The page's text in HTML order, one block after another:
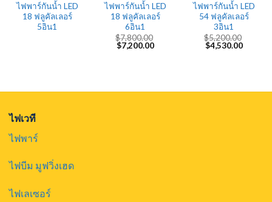
ไฟพาร์กันน้ำ LED
18 ฟลูคัลเลอร์
5อิน1
ไฟพาร์กันน้ำ LED
18 ฟลูคัลเลอร์
6อิน1
$7,800.00
Original
price
$7,200.00Current
ไฟพาร์กันน้ำ LED
54 ฟลูคัลเลอร์
3อิน1
$5,200.00
Original
price
$4,530.00Current
ไฟเวที
ไฟพาร์
ไฟบีม มูฟวิ่งเฮด
ไฟเลเซอร์